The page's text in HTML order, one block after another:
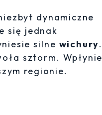
dynamiczne
się jednak
silne wichury.
sztorm. Wpłynie
regionie.